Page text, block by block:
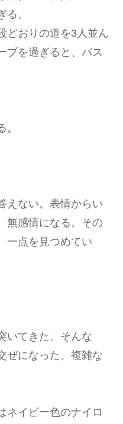
。
どおりの道を3人並ん
ブを過ぎると、バス
えない。表情からい
無感情になる。その
一点を見つめてい
いてきた。そんな
ぜになった、複雑な
イビー色のナイロ